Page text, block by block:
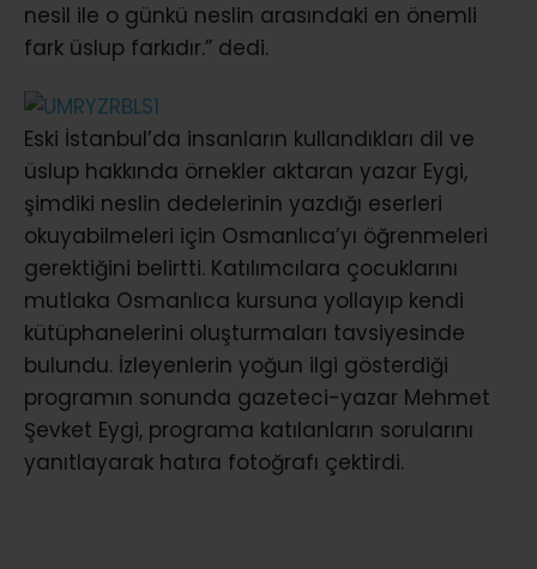
nesil ile o günkü neslin arasındaki en önemli
fark üslup farkıdır.” dedi.
Eski İstanbul’da insanların kullandıkları dil ve
üslup hakkında örnekler aktaran yazar Eygi,
şimdiki neslin dedelerinin yazdığı eserleri
okuyabilmeleri için Osmanlıca’yı öğrenmeleri
gerektiğini belirtti. Katılımcılara çocuklarını
mutlaka Osmanlıca kursuna yollayıp kendi
kütüphanelerini oluşturmaları tavsiyesinde
bulundu. İzleyenlerin yoğun ilgi gösterdiği
programın sonunda gazeteci-yazar Mehmet
Şevket Eygi, programa katılanların sorularını
yanıtlayarak hatıra fotoğrafı çektirdi.